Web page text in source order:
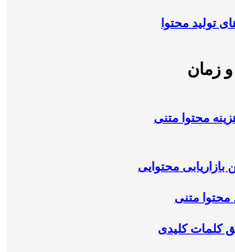
تولید محتوا
زمان
محتوا متنی
بازاریابی محتوایی
محتوا متنی
کلمات کلیدی